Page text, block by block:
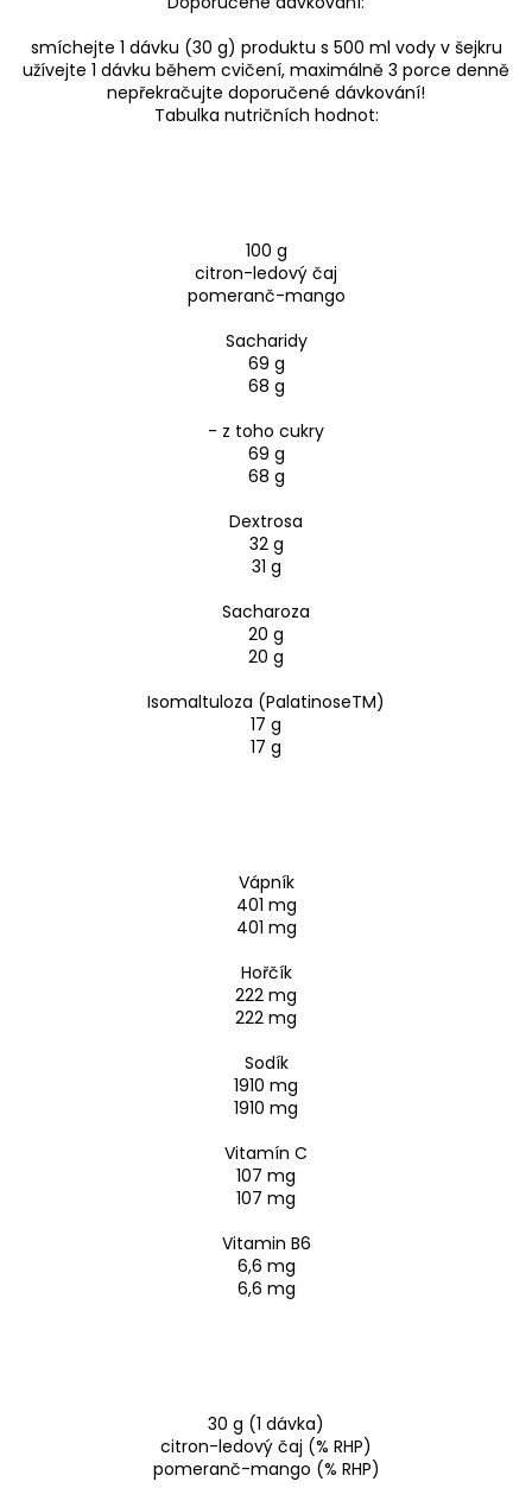
smíchejte 1 dávku (30 g) produktu s 500 ml vody v šejkru
užívejte 1 dávku během cvičení, maximálně 3 porce denně
nepřekračujte doporučené dávkování!
Tabulka nutričních hodnot:
100 g
citron-ledový čaj
pomeranč-mango
Sacharidy
69 g
68 g
- z toho cukry
69 g
68 g
Dextrosa
32 g
31 g
Sacharoza
20 g
20 g
Isomaltuloza (PalatinoseTM)
17 g
17 g
Vápník
401 mg
401 mg
Hořčík
222 mg
222 mg
Sodík
1910 mg
1910 mg
Vitamín C
107 mg
107 mg
Vitamin B6
6,6 mg
6,6 mg
30 g (1 dávka)
citron-ledový čaj (% RHP)
pomeranč-mango (% RHP)